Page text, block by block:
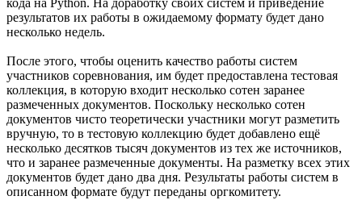
результатов их работы в ожидаемому формату будет дано
несколько недель.
После этого, чтобы оценить качество работы систем
участников соревнования, им будет предоставлена тестовая
коллекция, в которую входит несколько сотен заранее
размеченных документов. Поскольку несколько сотен
документов чисто теоретически участники могут разметить
вручную, то в тестовую коллекцию будет добавлено ещё
несколько десятков тысяч документов из тех же источников,
что и заранее размеченные документы. На разметку всех этих
документов будет дано два дня. Результаты работы систем в
описанном формате будут переданы оргкомитету.